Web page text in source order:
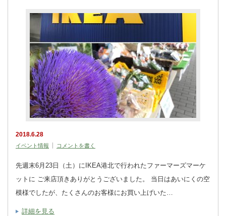
2018.6.28
イベント情報 コメントを書く
先週末6月23日（土）にIKEA港北で行われたファーマーズマーケ
ットに ご来店頂きありがとうございました。 当日はあいにくの空
模様でしたが、たくさんのお客様にお買い上げいた…
詳細を見る